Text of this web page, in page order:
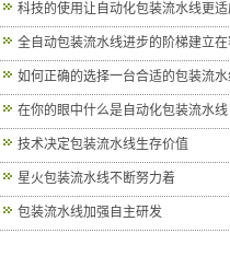
科技的使用让自动化包装流水线更
全自动包装流水线进步的阶梯建立
如何正确的选择一台合适的包装流
在你的眼中什么是自动化包装流水线
技术决定包装流水线生存价值
星火包装流水线不断努力着
包装流水线加强自主研发